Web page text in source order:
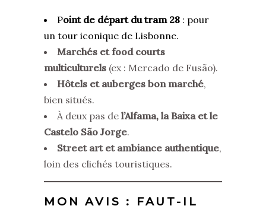
Point de départ du tram 28 : pour
un tour iconique de Lisbonne.
Marchés et food courts
multiculturels (ex : Mercado de Fusão).
Hôtels et auberges bon marché,
bien situés.
À deux pas de l’Alfama, la Baixa et le
Castelo São Jorge.
Street art et ambiance authentique,
loin des clichés touristiques.
MON AVIS : FAUT-IL